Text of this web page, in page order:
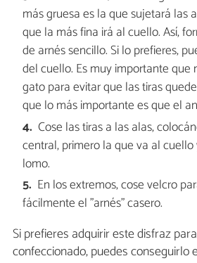
más gruesa es la que sujetará las
que la más fina irá al cuello. Así,
de arnés sencillo. Si lo prefieres,
del cuello. Es muy importante que
gato para evitar que las tiras
que lo más importante es que el
Cose las tiras a las alas,
central, primero la que va al
lomo.
En los extremos, cose velcro
fácilmente el "arnés" casero.
Si prefieres adquirir este disfraz
confeccionado, puedes conseguirlo